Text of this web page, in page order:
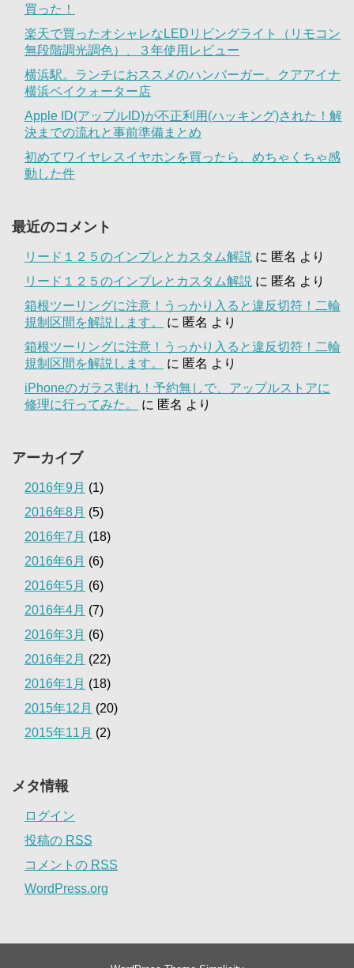
買った！
楽天で買ったオシャレなLEDリビングライト（リモコン
無段階調光調色）、３年使用レビュー
横浜駅。ランチにおススメのハンバーガー。クアアイナ
横浜ベイクォーター店
Apple ID(アップルID)が不正利用(ハッキング)された！解
決までの流れと事前準備まとめ
初めてワイヤレスイヤホンを買ったら、めちゃくちゃ感
動した件
最近のコメント
リード１２５のインプレとカスタム解説 に 匿名 より
リード１２５のインプレとカスタム解説 に 匿名 より
箱根ツーリングに注意！うっかり入ると違反切符！二輪
規制区間を解説します。
に 匿名 より
箱根ツーリングに注意！うっかり入ると違反切符！二輪
規制区間を解説します。
に 匿名 より
iPhoneのガラス割れ！予約無しで、アップルストアに
修理に行ってみた。
に 匿名 より
アーカイブ
2016年9月 (1)
2016年8月 (5)
2016年7月 (18)
2016年6月 (6)
2016年5月 (6)
2016年4月 (7)
2016年3月 (6)
2016年2月 (22)
2016年1月 (18)
2015年12月 (20)
2015年11月 (2)
メタ情報
ログイン
投稿の RSS
コメントの RSS
WordPress.org